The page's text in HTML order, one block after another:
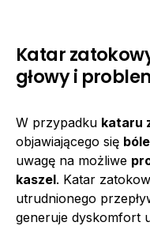
Katar
głowy i
W przypadku kataru
objawiającego się
uwagę na możliwe
kaszel. Katar
utrudnionego
generuje dyskomfort